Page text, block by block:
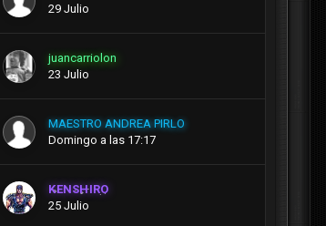
29 Julio
juancarriolon
23 Julio
MAESTRO ANDREA PIRLO
Domingo a las 17:17
KENSHIRO
25 Julio